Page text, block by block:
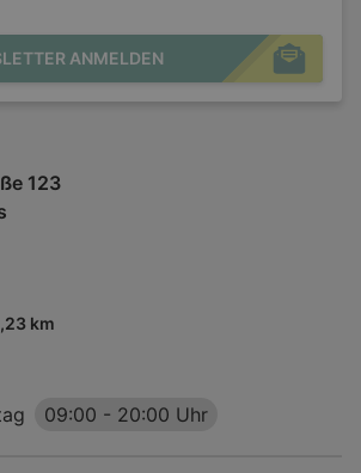
ANMELDEN
123
km
09:00 - 20:00 Uhr